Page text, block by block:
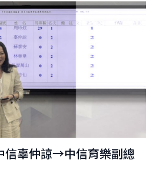
信辜仲諒→中信育樂副總